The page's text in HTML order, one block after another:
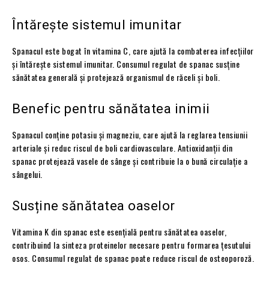
Întărește sistemul imunitar
Spanacul este bogat în vitamina C, care ajută la combaterea infecțiilor
și întărește sistemul imunitar. Consumul regulat de spanac susține
sănătatea generală și protejează organismul de răceli și boli.
Benefic pentru sănătatea inimii
Spanacul conține potasiu și magneziu, care ajută la reglarea tensiunii
arteriale și reduc riscul de boli cardiovasculare. Antioxidanții din
spanac protejează vasele de sânge și contribuie la o bună circulație a
sângelui.
Susține sănătatea oaselor
Vitamina K din spanac este esențială pentru sănătatea oaselor,
contribuind la sinteza proteinelor necesare pentru formarea țesutului
osos. Consumul regulat de spanac poate reduce riscul de osteoporoză.